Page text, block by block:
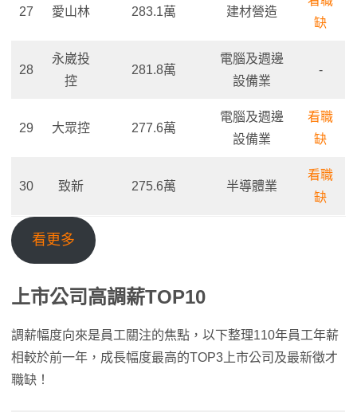
27 愛山林 283.1萬 建材營造
缺
28
永崴投
控
281.8萬
電腦及週邊
設備業
-
29 大眾控 277.6萬
電腦及週邊
設備業
看職
缺
30 致新 275.6萬 半導體業
看職
缺
看更多
上市公司高調薪TOP10
調薪幅度向來是員工關注的焦點，以下整理110年員工年薪
相較於前一年，成長幅度最高的TOP3上市公司及最新徵才
職缺！